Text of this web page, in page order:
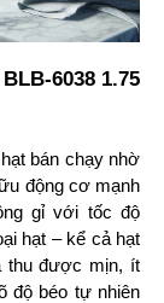
6038 1.75
bán chạy nhờ
động cơ mạnh
gỉ với tốc độ
hạt – kể cả hạt
thu được mịn, ít
độ béo tự nhiên